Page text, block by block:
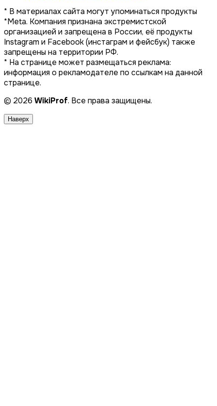
* В материалах сайта могут упоминаться продукты
*Meta. Компания признана экстремистской
организацией и запрещена в России, её продукты
Instagram и Facebook (инстаграм и фейсбук) также
запрещены на территории РФ.
* На странице может размещаться реклама:
информация о рекламодателе по ссылкам на данной
странице.
© 2026 WikiProf. Все права защищены.
Наверх